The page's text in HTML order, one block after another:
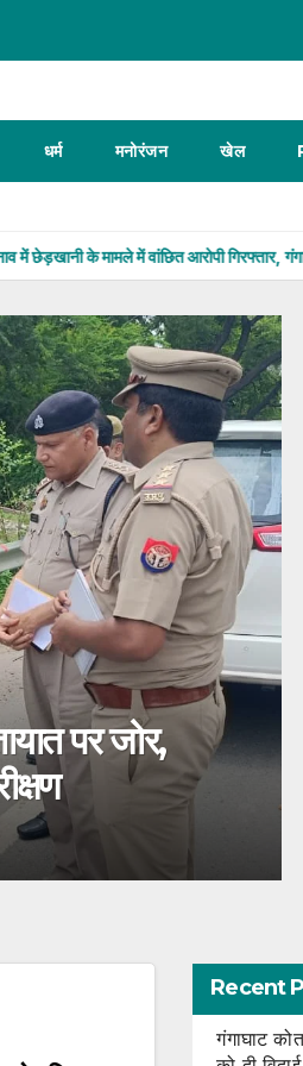
धर्म मनोरंजन खेल
वांछित आरोपी गिरफ्तार, गंगाघाट पुलिस ने दबोचा
आरोपी
Recent
गंगाघाट